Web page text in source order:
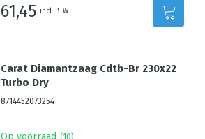
61,45 incl. BTW
Carat Diamantzaag Cdtb-Br 230x22
Turbo Dry
8714452073254
Op voorraad (10)